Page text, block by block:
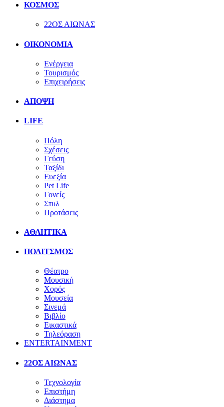
ΚΟΣΜΟΣ
22ΟΣ ΑΙΩΝΑΣ
ΟΙΚΟΝΟΜΙΑ
Ενέργεια
Τουρισμός
Επιχειρήσεις
ΑΠΟΨΗ
LIFE
Πόλη
Σχέσεις
Γεύση
Ταξίδι
Ευεξία
Pet Life
Γονείς
Στυλ
Προτάσεις
ΑΘΛΗΤΙΚΑ
ΠΟΛΙΤΣΜΟΣ
Θέατρο
Μουσική
Χορός
Μουσεία
Σινεμά
Βιβλίο
Εικαστικά
Τηλεόραση
ENTERTAINMENT
22ΟΣ ΑΙΩΝΑΣ
Τεχνολογία
Επιστήμη
Διάστημα